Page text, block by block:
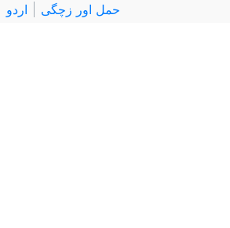
اردو حمل اور زچگی